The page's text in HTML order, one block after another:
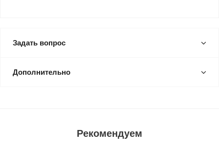
Задать вопрос
Дополнительно
Рекомендуем